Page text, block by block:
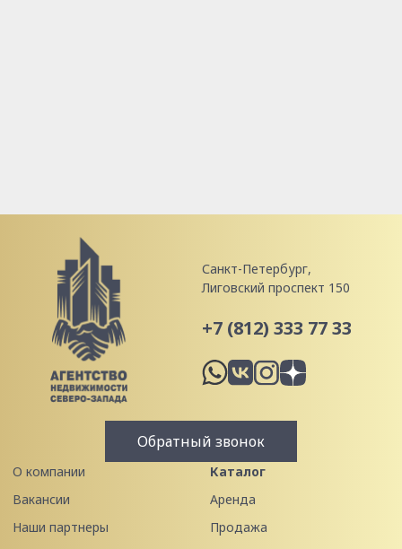
Санкт-Петербург,
Лиговский проспект 150
+7 (812) 333 77 33
Обратный звонок
О компании
Вакансии
Наши партнеры
Каталог
Аренда
Продажа